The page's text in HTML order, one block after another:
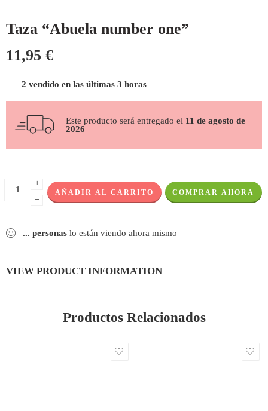
Taza “Abuela number one”
11,95 €
2 vendido en las últimas 3 horas
Este producto será entregado el 11 de agosto de
2026
+
−
AÑADIR AL CARRITO COMPRAR AHORA
... personas lo están viendo ahora mismo
VIEW PRODUCT INFORMATION
Productos Relacionados